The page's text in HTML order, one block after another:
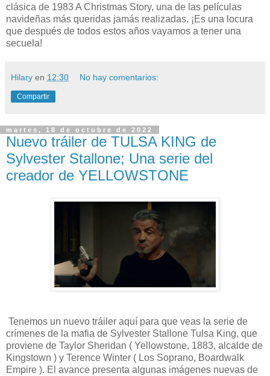
clásica de 1983 A Christmas Story, una de las películas
navideñas más queridas jamás realizadas. ¡Es una locura
que después de todos estos años vayamos a tener una
secuela!
Hilary en 12:30 No hay comentarios:
Compartir
martes, 18 de octubre de 2022
Nuevo tráiler de TULSA KING de
Sylvester Stallone; Una serie del
creador de YELLOWSTONE
Tenemos un nuevo tráiler aquí para que veas la serie de
crímenes de la mafia de Sylvester Stallone Tulsa King, que
proviene de Taylor Sheridan ( Yellowstone, 1883, alcalde de
Kingstown ) y Terence Winter ( Los Soprano, Boardwalk
Empire ). El avance presenta algunas imágenes nuevas de